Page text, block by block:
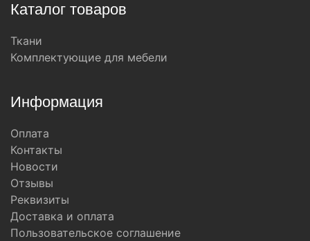
Каталог товаров
Ткани
Комплектующие для мебели
Информация
Оплата
Контакты
Новости
Отзывы
Реквизиты
Доставка и оплата
Пользовательское соглашение